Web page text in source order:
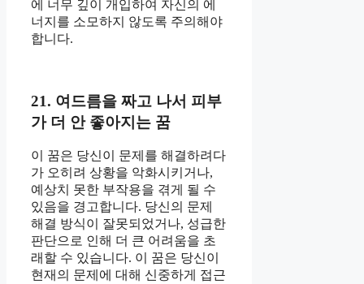
에 너무 깊이 개입하여 자신의 에
너지를 소모하지 않도록 주의해야
합니다.
21. 여드름을 짜고 나서 피부
가 더 안 좋아지는 꿈
이 꿈은 당신이 문제를 해결하려다
가 오히려 상황을 악화시키거나,
예상치 못한 부작용을 겪게 될 수
있음을 경고합니다. 당신의 문제
해결 방식이 잘못되었거나, 성급한
판단으로 인해 더 큰 어려움을 초
래할 수 있습니다. 이 꿈은 당신이
현재의 문제에 대해 신중하게 접근